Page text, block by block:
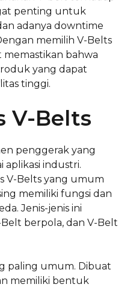
penting untuk
adanya downtime
memilih V-Belts
memastikan bahwa
yang dapat
tinggi.
V-Belts
penggerak yang
aplikasi industri.
V-Belts yang umum
memiliki fungsi dan
Jenis-jenis ini
berpola, dan V-Belt
paling umum. Dibuat
memiliki bentuk